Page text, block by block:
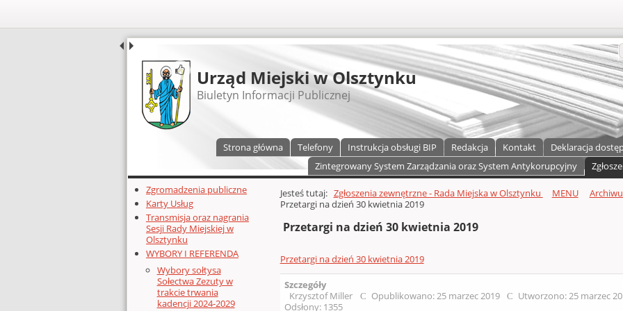
UDOSTĘPNIJ
Urząd Miejski w Olsztynku
Biuletyn Informacji Publicznej
Strona główna Telefony Instrukcja obsługi BIP Redakcja Kontakt Deklaracja
Zintegrowany System Zarządzania oraz System Antykorupcyjny
Dodatkowe zasoby (lewa kolumna)
Zgromadzenia publiczne
Karty Usług
Transmisja oraz nagrania
Sesji Rady Miejskiej w
Olsztynku
WYBORY I REFERENDA
Wybory sołtysa
Sołectwa Zezuty w
trakcie trwania
kadencji 2024-2029
Głównej zawartości
Jesteś tutaj: Zgłoszenia zewnętrzne - Rada Miejska w Olsztynku MENU
Przetargi na dzień 30 kwietnia 2019
Przetargi na dzień 30 kwietnia 2019
Przetargi na dzień 30 kwietnia 2019
Szczegóły
Krzysztof Miller
Opublikowano: 25 marzec 2019 Utworzono: 25 marzec
Odsłony: 1355